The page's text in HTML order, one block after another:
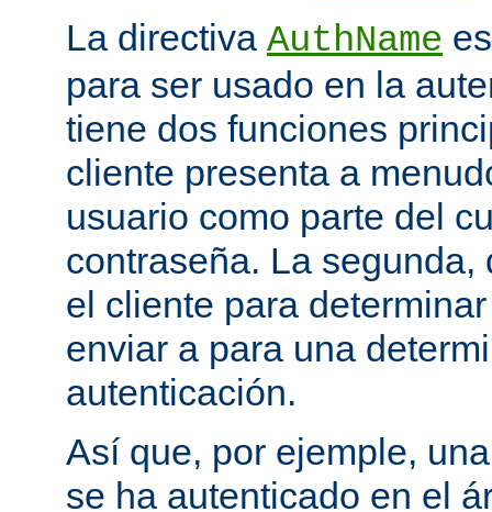
La directiva AuthName
para ser usado en la
tiene dos funciones
cliente presenta a
usuario como parte del
contraseña. La
el cliente para
enviar a para una
autenticación.
Así que, por ejemple,
se ha autenticado en el